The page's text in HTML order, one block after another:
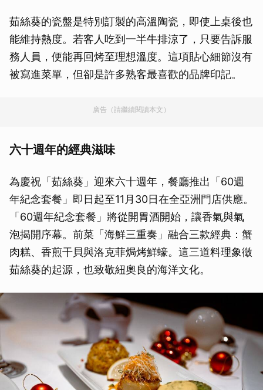
茹絲葵的瓷盤是特別訂製的高溫陶瓷，即使上桌後也
能維持熱度。若客人吃到一半牛排涼了，只要告訴服
務人員，便能再回烤至理想溫度。這項貼心細節沒有
被寫進菜單，但卻是許多熟客最喜歡的品牌印記。
廣告（請繼續閱讀本文）
六十週年的經典滋味
為慶祝「茹絲葵」迎來六十週年，餐廳推出「60週
年紀念套餐」即日起至11月30日在全亞洲門店供應。
「60週年紀念套餐」將從開胃酒開始，讓香氣與氣
泡揭開序幕。前菜「海鮮三重奏」融合三款經典：蟹
肉糕、香煎干貝與洛克菲焗烤鮮蠔。這三道料理象徵
茹絲葵的起源，也致敬紐奧良的海洋文化。